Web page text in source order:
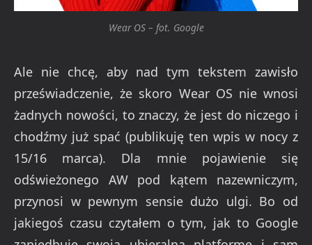
Wear OS – fot. Google
Ale nie chcę, aby nad tym tekstem zawisło
przeświadczenie, że skoro Wear OS nie wnosi
żadnych nowości, to znaczy, że jest do niczego i
chodźmy już spać (publikuję ten wpis w nocy z
15/16 marca). Dla mnie pojawienie się
odświeżonego AW pod kątem nazewniczym,
przynosi w pewnym sensie dużo ulgi. Bo od
jakiegoś czasu czytałem o tym, jak to Google